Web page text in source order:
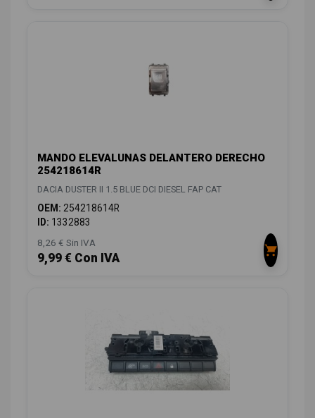
MANDO ELEVALUNAS DELANTERO DERECHO
254218614R
DACIA DUSTER II 1.5 BLUE DCI DIESEL FAP CAT
OEM: 254218614R
ID: 1332883
8,26 € Sin IVA
9,99 € Con IVA